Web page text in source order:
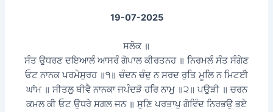
19-07-2025
ਸਲੋਕ ॥
ਸੰਤ ਉਧਰਣ ਦਇਆਲੰ ਆਸਰੰ ਗੋਪਾਲ ਕੀਰਤਨਹ ॥ ਨਿਰਮਲੰ ਸੰਤ ਸੰਗੇਣ
ਓਟ ਨਾਨਕ ਪਰਮੇਸੁਰਹ ॥੧॥ ਚੰਦਨ ਚੰਦੁ ਨ ਸਰਦ ਰੁਤਿ ਮੂਲਿ ਨ ਮਿਟਈ
ਘਾਂਮ ॥ ਸੀਤਲੁ ਥੀਵੈ ਨਾਨਕਾ ਜਪੰਦੜੋ ਹਰਿ ਨਾਮੁ ॥੨॥ ਪਉੜੀ ॥ ਚਰਨ
ਕਮਲ ਕੀ ਓਟ ਉਧਰੇ ਸਗਲ ਜਨ ॥ ਸੁਣਿ ਪਰਤਾਪੁ ਗੋਵਿੰਦ ਨਿਰਭਉ ਭਏ